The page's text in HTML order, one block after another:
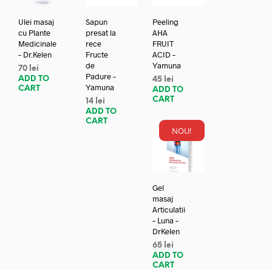
Ulei masaj
cu Plante
Medicinale
– Dr.Kelen
70 lei
ADD TO
CART
Sapun
presat la
rece
Fructe
de
Padure –
Yamuna
14 lei
ADD TO
CART
Peeling
AHA
FRUIT
ACID –
Yamuna
45 lei
ADD TO
CART
NOU!
Gel
masaj
Articulatii
– Luna –
DrKelen
65 lei
ADD TO
CART